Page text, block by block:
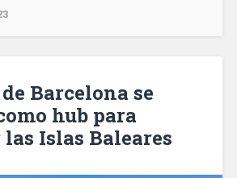
Barcelona se
hub para
las Islas Baleares